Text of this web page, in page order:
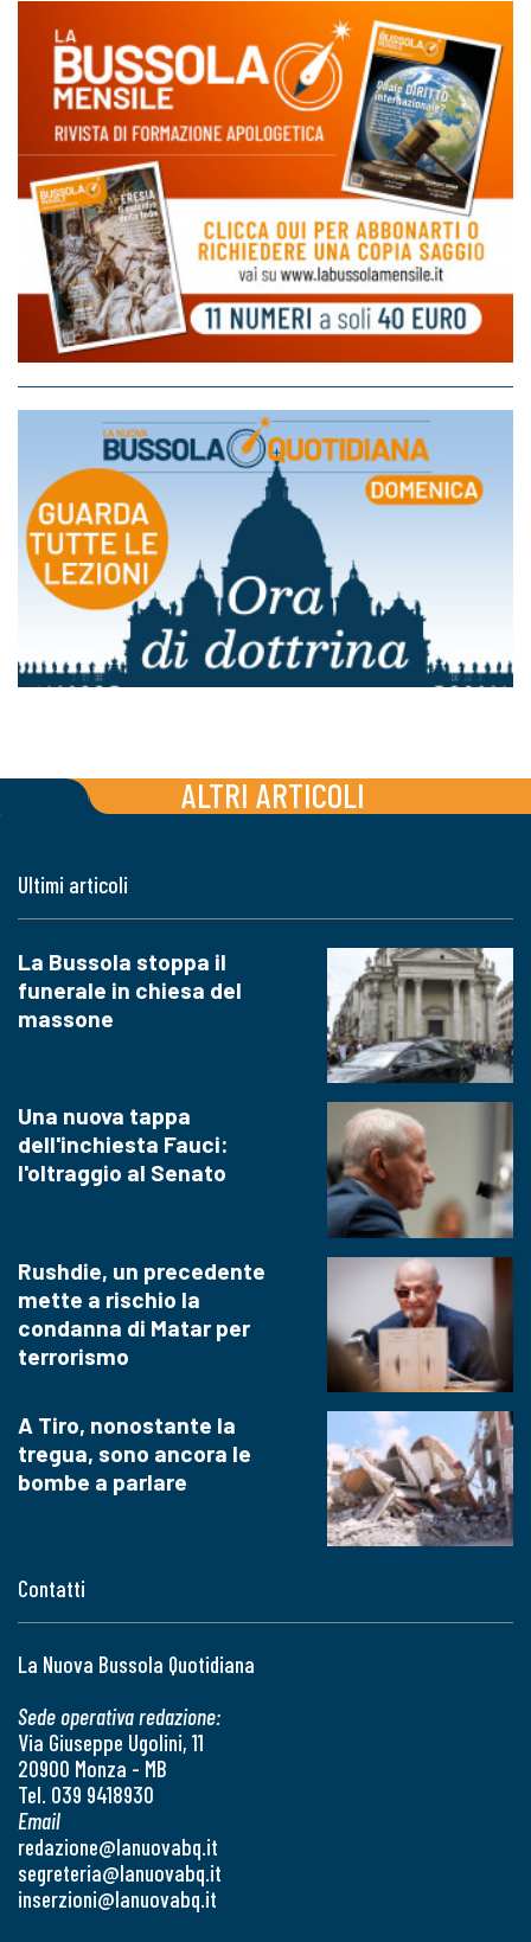
ALTRI ARTICOLI
Contatti
La Nuova Bussola Quotidiana
Sede operativa redazione:
Via Giuseppe Ugolini, 11
20900 Monza - MB
Tel. 039 9418930
Email
redazione@lanuovabq.it
segreteria@lanuovabq.it
inserzioni@lanuovabq.it
Ultimi articoli
La Bussola stoppa il
funerale in chiesa del
massone
Una nuova tappa
dell'inchiesta Fauci:
l'oltraggio al Senato
Rushdie, un precedente
mette a rischio la
condanna di Matar per
terrorismo
A Tiro, nonostante la
tregua, sono ancora le
bombe a parlare